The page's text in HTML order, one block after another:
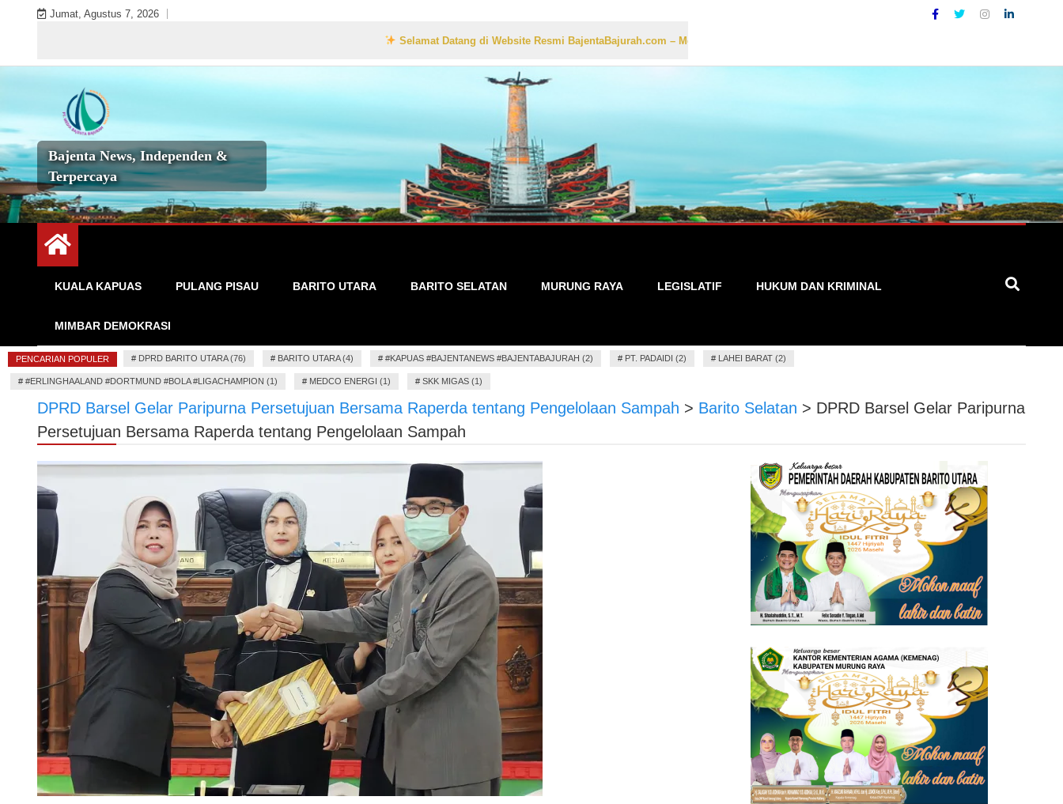
Jumat, Agustus 7, 2026
Selamat Datang di Website Resmi BajentaBajurah.com – Media Informasi Lokal yang Akurat, Cepat, dan Terpercaya
Bajenta News, Independen &
Terpercaya
KUALA KAPUAS PULANG PISAU BARITO UTARA BARITO SELATAN MURUNG RAYA LEGISLATIF HUKUM DAN KRIMINAL
MIMBAR DEMOKRASI
PENCARIAN POPULER # DPRD BARITO UTARA (76) # BARITO UTARA (4) # #KAPUAS #BAJENTANEWS #BAJENTABAJURAH (2) # PT. PADAIDI (2) # LAHEI BARAT (2)
# #ERLINGHAALAND #DORTMUND #BOLA #LIGACHAMPION (1) # MEDCO ENERGI (1) # SKK MIGAS (1)
DPRD Barsel Gelar Paripurna Persetujuan Bersama Raperda tentang Pengelolaan Sampah > Barito Selatan > DPRD Barsel Gelar Paripurna
Persetujuan Bersama Raperda tentang Pengelolaan Sampah